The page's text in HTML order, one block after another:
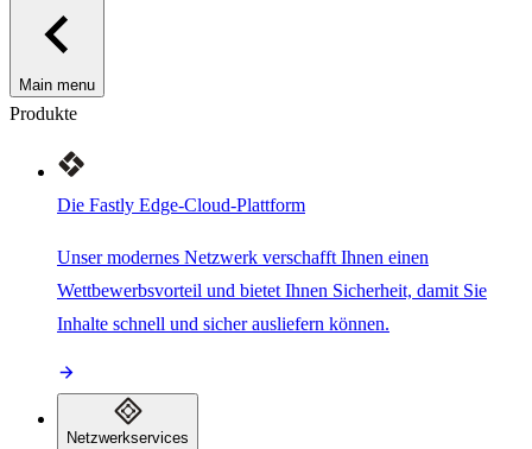
Main menu
Produkte
Die Fastly Edge-Cloud-Plattform
Unser modernes Netzwerk verschafft Ihnen einen
Wettbewerbsvorteil und bietet Ihnen Sicherheit, damit Sie
Inhalte schnell und sicher ausliefern können.
Netzwerkservices